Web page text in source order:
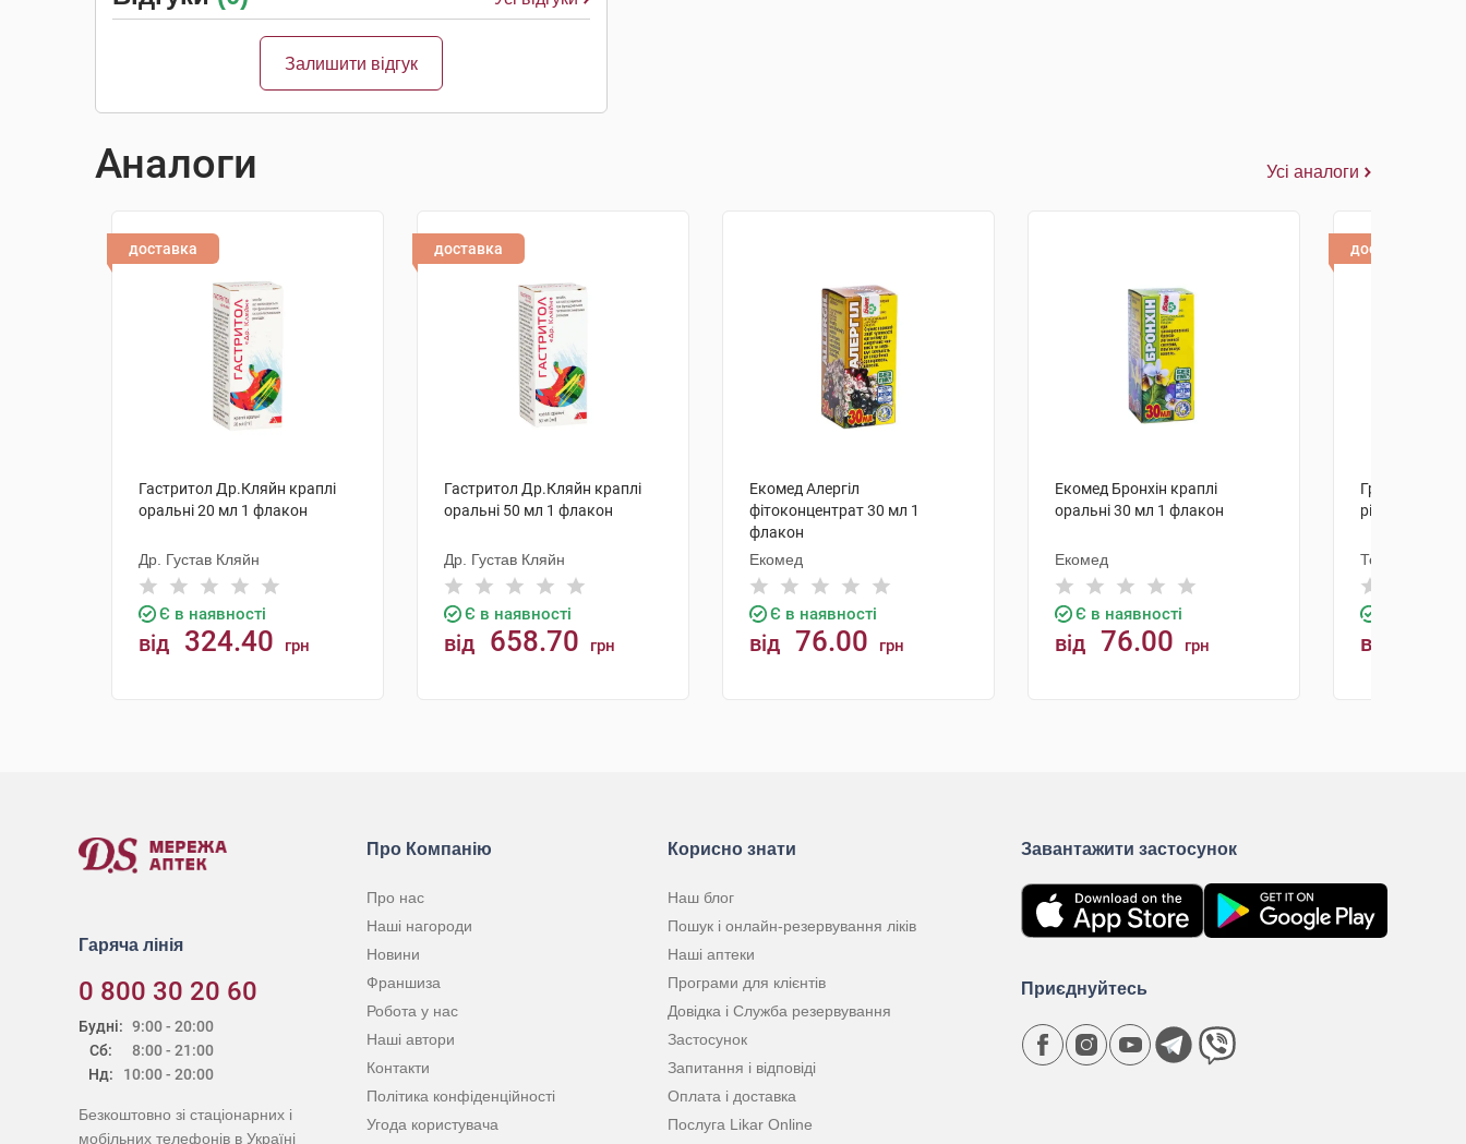
Залишити відгук
Аналоги Усі аналоги
доставка
Гастритол Др.Кляйн краплі
оральні 20 мл 1 флакон
Др. Густав Кляйн
Є в наявності
від 324.40 грн
доставка
Гастритол Др.Кляйн краплі
оральні 50 мл 1 флакон
Др. Густав Кляйн
Є в наявності
від 658.70 грн
Екомед Алергіл
фітоконцентрат 30 мл 1
флакон
Екомед
Є в наявності
від 76.00 грн
Екомед Бронхін краплі
оральні 30 мл 1 флакон
Екомед
Є в наявності
від 76.00 грн
доставка
Грудні краплі
рідина 25 мл
Тернофарм
від
Гаряча лінія
0 800 30 20 60
Будні:
Сб:
Нд:
9:00 - 20:00
8:00 - 21:00
10:00 - 20:00
Безкоштовно зі стаціонарних і
мобільних телефонів в Україні
Про Компанію
Про нас
Наші нагороди
Новини
Франшиза
Робота у нас
Наші автори
Контакти
Політика конфіденційності
Угода користувача
Корисно знати
Наш блог
Пошук і онлайн-резервування ліків
Наші аптеки
Програми для клієнтів
Довідка і Служба резервування
Застосунок
Запитання і відповіді
Оплата і доставка
Послуга Likar Online
Завантажити застосунок
Приєднуйтесь